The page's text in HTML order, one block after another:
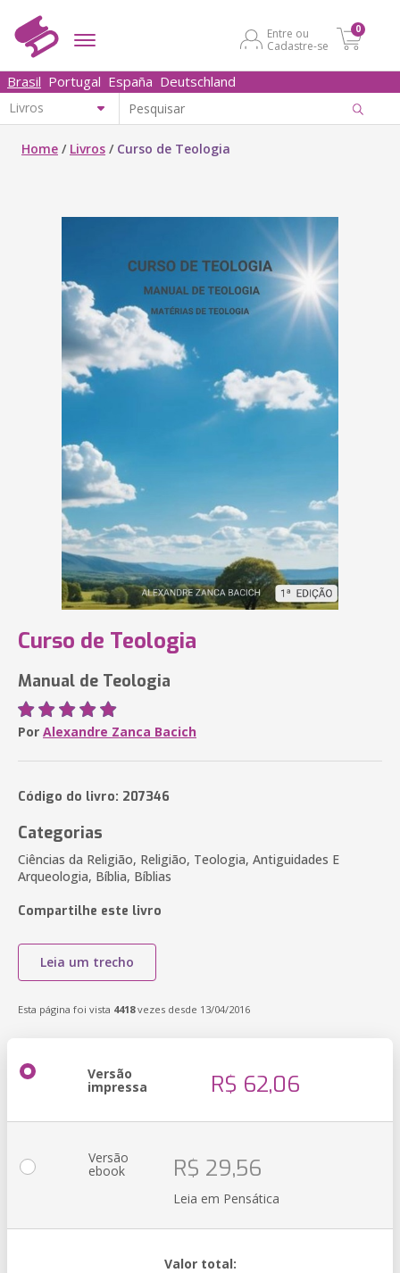
Entre ou
Cadastre-se
0
Brasil Portugal España Deutschland
Home / Livros / Curso de Teologia
Curso de Teologia
Manual de Teologia
Por Alexandre Zanca Bacich
Código do livro: 207346
Categorias
Ciências da Religião, Religião, Teologia, Antiguidades E
Arqueologia, Bíblia, Bíblias
Compartilhe este livro
Leia um trecho
Esta página foi vista 4418vezes desde 13/04/2016
Versão
impressa R$ 62,06
Versão
ebook R$ 29,56
Leia em Pensática
Valor total: